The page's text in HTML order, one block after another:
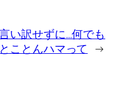
い訳せずに…何でも
とことんハマって →